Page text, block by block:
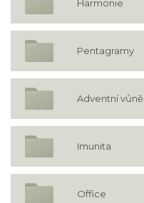
Harmonie
Pentagramy
Adventní vůně
Imunita
Office